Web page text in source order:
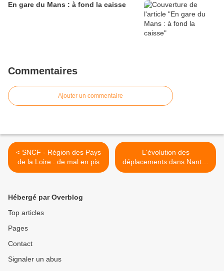
En gare du Mans : à fond la caisse
Commentaires
Ajouter un commentaire
< SNCF - Région des Pays
de la Loire : de mal en pis
L'évolution des
déplacements dans Nantes
Métropole selon l'INSEE (2)
Hébergé par Overblog
Top articles
Pages
Contact
Signaler un abus